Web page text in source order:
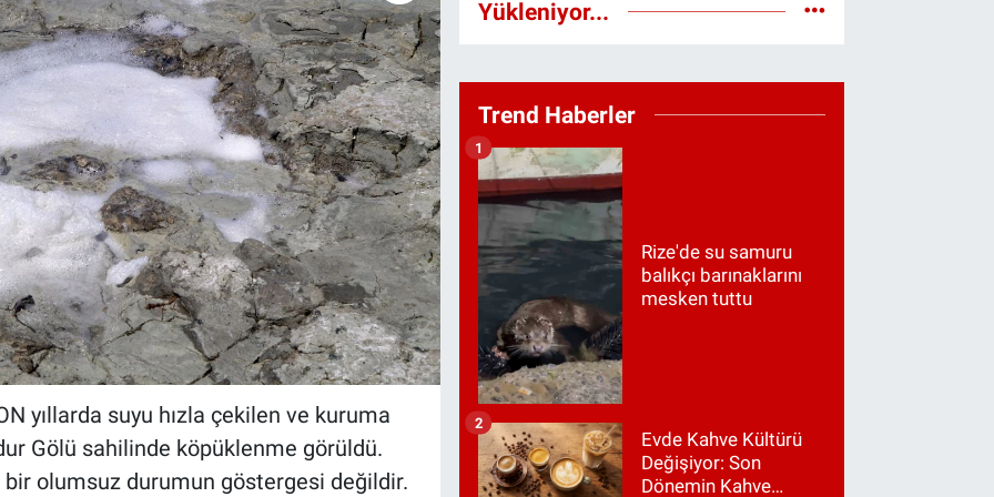
yıllarda suyu hızla çekilen ve kuruma
Gölü sahilinde köpüklenme görüldü.
olumsuz durumun göstergesi değildir.
Yükleniyor...
Trend Haberler
Rize'de su samuru
balıkçı barınaklarını
mesken tuttu
1
Evde Kahve Kültürü
Değişiyor: Son
Dönemin Kahve
2